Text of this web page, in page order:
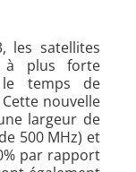
les satellites
à plus forte
temps de
nouvelle
largeur de
500 MHz) et
par rapport